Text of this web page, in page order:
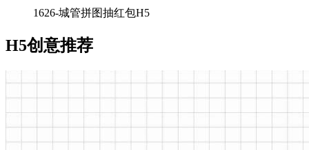
1626-城管拼图抽红包H5
H5创意推荐